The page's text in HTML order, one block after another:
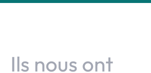
Ils nous ont